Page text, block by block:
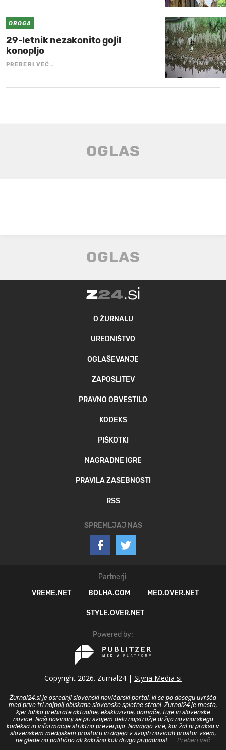
DROGA
29-letnik nezakonito gojil
konopljo
PREBERI VEČ…
O ŽURNALU
UREDNIŠTVO
OGLAŠEVANJE
ZAPOSLITEV
PRAVNO OBVESTILO
KODEKS
PIŠKOTKI
NAGRADNE IGRE
PRAVILA ZASEBNOSTI
RSS
SPREMLJAJ NAS
Partnerji:
VREME.NET
BOLHA.COM MED.OVER.NET
STYLE.OVER.NET
Powered by:
Copyright 2026. Zurnal24 | Styria Media si
Žurnal24.si je osrednji slovenski novičarski portal, ki se po dosegu uvršča
med prve tri najbolj obiskane slovenske spletne strani. Žurnal24 je mesto,
kjer lahko prebirate aktualne, ekskluzivne, domače, tuje in slovenske
novice. Naši novinarji se pri svojem delu najstrožje držijo novinarskega
kodeksa in informacije striktno preverjajo. Navajajo vire, kar žal ni praksa v
slovenskem medijskem prostoru in dajejo v svojih novicah prostor vsem,
ne glede na politično ali kakršno koli drugo pripadnost. ... Preberi več